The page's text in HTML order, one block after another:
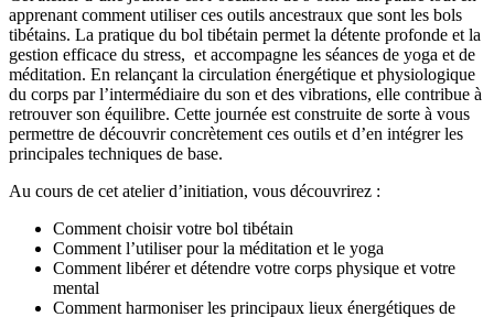
apprenant comment utiliser ces outils ancestraux que sont les bols
tibétains. La pratique du bol tibétain permet la détente profonde et la
gestion efficace du stress, et accompagne les séances de yoga et de
méditation. En relançant la circulation énergétique et physiologique
du corps par l’intermédiaire du son et des vibrations, elle contribue à
retrouver son équilibre. Cette journée est construite de sorte à vous
permettre de découvrir concrètement ces outils et d’en intégrer les
principales techniques de base.
Au cours de cet atelier d’initiation, vous découvrirez :
Comment choisir votre bol tibétain
Comment l’utiliser pour la méditation et le yoga
Comment libérer et détendre votre corps physique et votre
mental
Comment harmoniser les principaux lieux énergétiques de